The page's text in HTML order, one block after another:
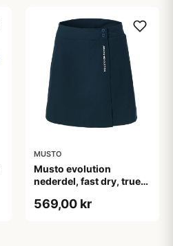
MUSTO
Musto evolution
nederdel, fast dry, true
569,00 kr